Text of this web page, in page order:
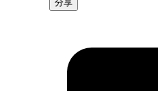
分享